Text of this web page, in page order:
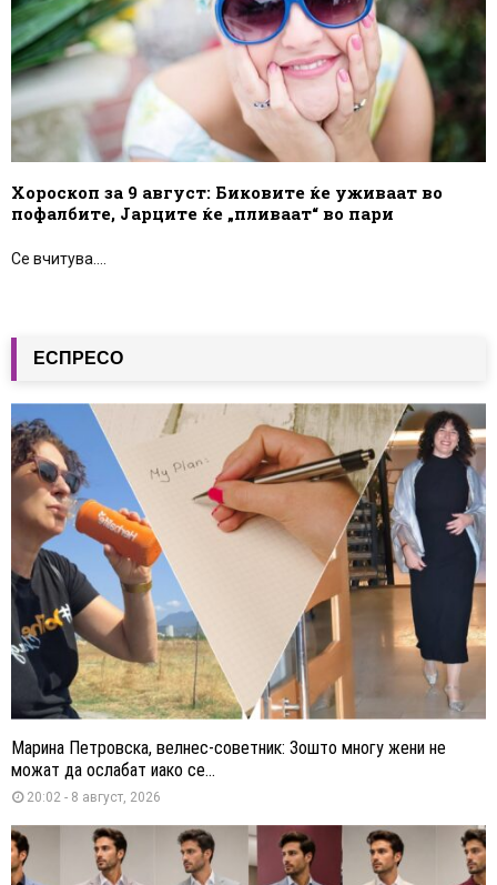
Хороскоп за 9 август: Биковите ќе уживаат во
пофалбите, Јарците ќе „пливаат“ во пари
Се вчитува....
ЕСПРЕСО
Марина Петровска, велнес-советник: Зошто многу жени не
можат да ослабат иако се...
20:02 - 8 август, 2026